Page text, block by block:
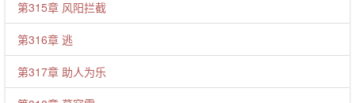
第315章 风阳拦截
第316章 逃
第317章 助人为乐